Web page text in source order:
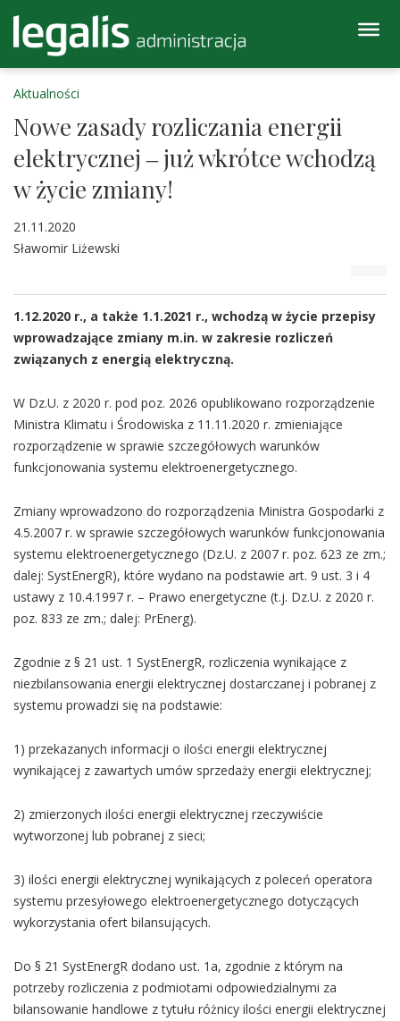
Aktualności
Nowe zasady rozliczania energii
elektrycznej ‒ już wkrótce wchodzą
w życie zmiany!
21.11.2020
Sławomir Liżewski
1.12.2020 r., a także 1.1.2021 r., wchodzą w życie przepisy
wprowadzające zmiany m.in. w zakresie rozliczeń
związanych z energią elektryczną.
W Dz.U. z 2020 r. pod poz. 2026 opublikowano rozporządzenie
Ministra Klimatu i Środowiska z 11.11.2020 r. zmieniające
rozporządzenie w sprawie szczegółowych warunków
funkcjonowania systemu elektroenergetycznego.
Zmiany wprowadzono do rozporządzenia Ministra Gospodarki z
4.5.2007 r. w sprawie szczegółowych warunków funkcjonowania
systemu elektroenergetycznego (Dz.U. z 2007 r. poz. 623 ze zm.;
dalej: SystEnergR), które wydano na podstawie art. 9 ust. 3 i 4
ustawy z 10.4.1997 r. – Prawo energetyczne (t.j. Dz.U. z 2020 r.
poz. 833 ze zm.; dalej: PrEnerg).
Zgodnie z § 21 ust. 1 SystEnergR, rozliczenia wynikające z
niezbilansowania energii elektrycznej dostarczanej i pobranej z
systemu prowadzi się na podstawie:
1) przekazanych informacji o ilości energii elektrycznej
wynikającej z zawartych umów sprzedaży energii elektrycznej;
2) zmierzonych ilości energii elektrycznej rzeczywiście
wytworzonej lub pobranej z sieci;
3) ilości energii elektrycznej wynikających z poleceń operatora
systemu przesyłowego elektroenergetycznego dotyczących
wykorzystania ofert bilansujących.
Do § 21 SystEnergR dodano ust. 1a, zgodnie z którym na
potrzeby rozliczenia z podmiotami odpowiedzialnymi za
bilansowanie handlowe z tytułu różnicy ilości energii elektrycznej